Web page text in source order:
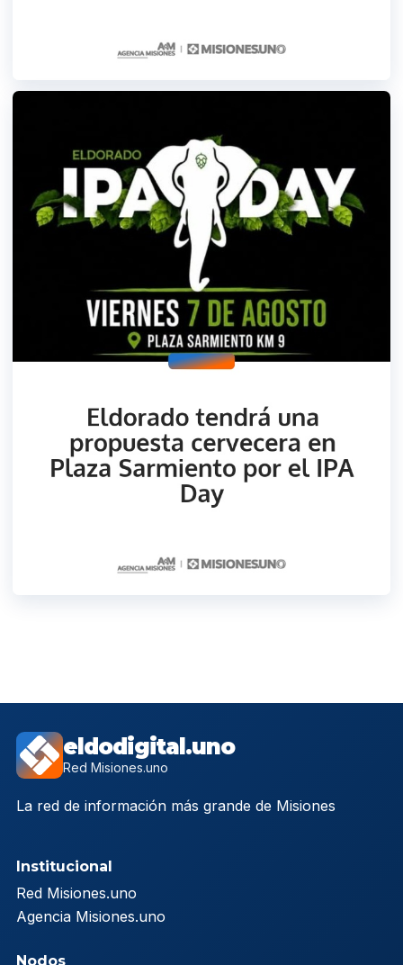
eldodigital.uno
Red Misiones.uno
La red de información más grande de Misiones
Institucional
Red Misiones.uno
Agencia Misiones.uno
Nodos